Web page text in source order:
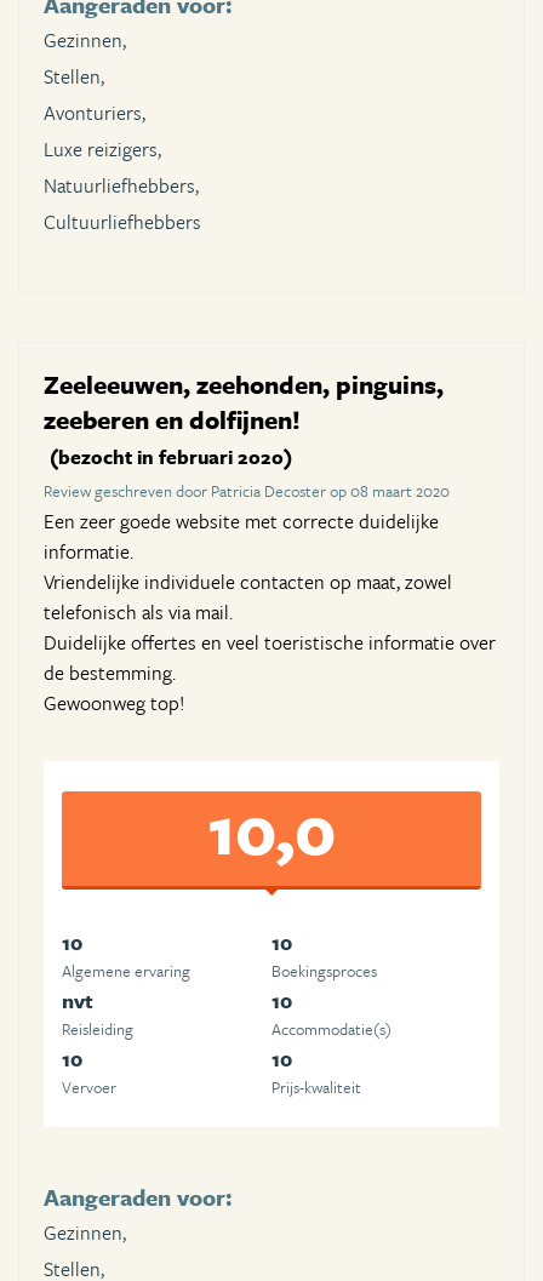
Gezinnen,
Stellen,
Avonturiers,
Luxe reizigers,
Natuurliefhebbers,
Cultuurliefhebbers
Zeeleeuwen, zeehonden, pinguins,
zeeberen en dolfijnen!
(bezocht in februari 2020)
Review geschreven door Patricia Decoster op 08 maart 2020
Een zeer goede website met correcte duidelijke
informatie.
Vriendelijke individuele contacten op maat, zowel
telefonisch als via mail.
Duidelijke offertes en veel toeristische informatie over
de bestemming.
Gewoonweg top!
10,0
10
Algemene ervaring
10
Boekingsproces
nvt
Reisleiding
10
Accommodatie(s)
10
Vervoer
10
Prijs-kwaliteit
Aangeraden voor:
Gezinnen,
Stellen,